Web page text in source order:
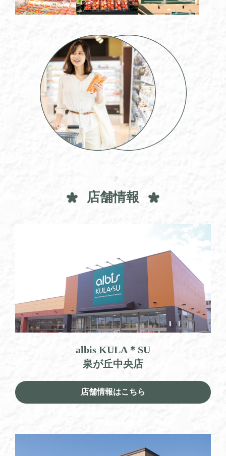
店舗情報
albis KULA＊SU
泉が丘中央店
店舗情報はこちら